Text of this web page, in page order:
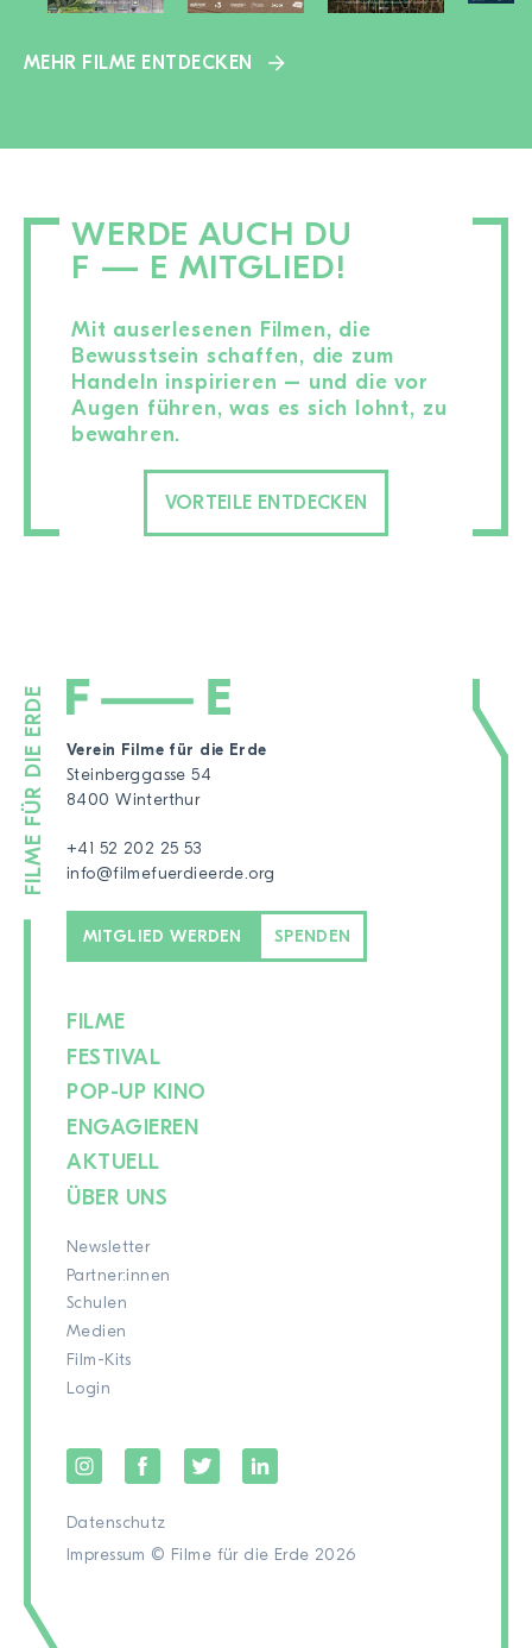
MEHR FILME ENTDECKEN
WERDE AUCH DU
F — E MITGLIED!
Mit auserlesenen Filmen, die
Bewusstsein schaffen, die zum
Handeln inspirieren – und die vor
Augen führen, was es sich lohnt, zu
bewahren.
VORTEILE ENTDECKEN
Verein Filme für die Erde
Steinberggasse 54
8400 Winterthur
+41 52 202 25 53
info@filmefuerdieerde.org
MITGLIED WERDEN SPENDEN
FILME
FESTIVAL
POP-UP KINO
ENGAGIEREN
AKTUELL
ÜBER UNS
Newsletter
Partner:innen
Schulen
Medien
Film-Kits
Login
Datenschutz
Impressum © Filme für die Erde 2026